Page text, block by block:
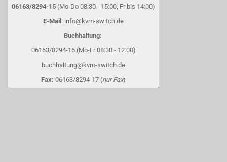
06163/8294-15 (Mo-Do 08:30 - 15:00, Fr bis 14:00)
E-Mail : info@kvm-switch.de
Buchhaltung:
06163/8294-16 (Mo-Fr 08:30 - 12:00)
buchhaltung@kvm-switch.de
Fax: 06163/8294-17 (nur Fax)